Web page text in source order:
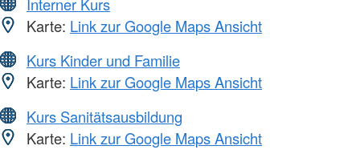
Karte: Link zur Google Maps Ansicht
Kurs Kinder und Familie
Karte: Link zur Google Maps Ansicht
Kurs Sanitätsausbildung
Karte: Link zur Google Maps Ansicht